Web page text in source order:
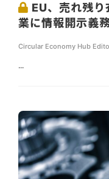
EU、売れ残
業に情報開示義
Circular Economy Hub
...